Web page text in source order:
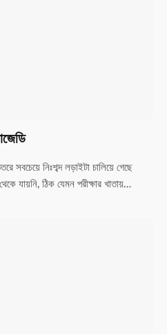
নিঃশব্দ লড়াইটা চালিয়ে গেছে
যায়নি, ঠিক যেমন পরীক্ষার খাতায়…